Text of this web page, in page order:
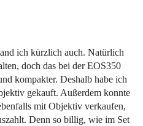
ich kürzlich auch. Natürlich
doch das bei der EOS350
kompakter. Deshalb habe ich
gekauft. Außerdem konnte
mit Objektiv verkaufen,
Denn so billig, wie im Set